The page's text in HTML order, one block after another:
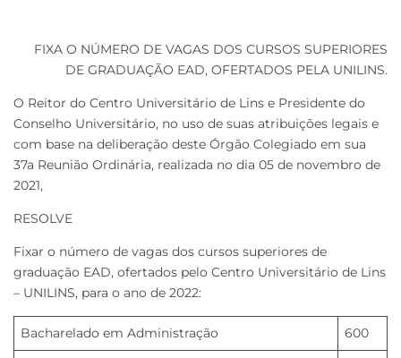
FIXA O NÚMERO DE VAGAS DOS CURSOS SUPERIORES
DE GRADUAÇÃO EAD, OFERTADOS PELA UNILINS.
O Reitor do Centro Universitário de Lins e Presidente do
Conselho Universitário, no uso de suas atribuições legais e
com base na deliberação deste Órgão Colegiado em sua
37a Reunião Ordinária, realizada no dia 05 de novembro de
2021,
RESOLVE
Fixar o número de vagas dos cursos superiores de
graduação EAD, ofertados pelo Centro Universitário de Lins
– UNILINS, para o ano de 2022:
Bacharelado em Administração 600